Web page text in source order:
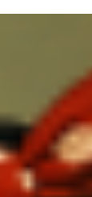
Atomium, nous
sur la côte
22 & 23 Août,
plaisir de
Rumilly (74).
incontournable